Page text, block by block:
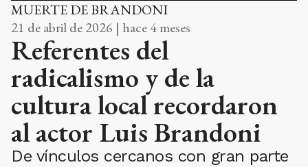
MUERTE DE BRANDONI
21 de abril de 2026 | hace 4 meses
Referentes del
radicalismo y de la
cultura local recordaron
al actor Luis Brandoni
De vínculos cercanos con gran parte